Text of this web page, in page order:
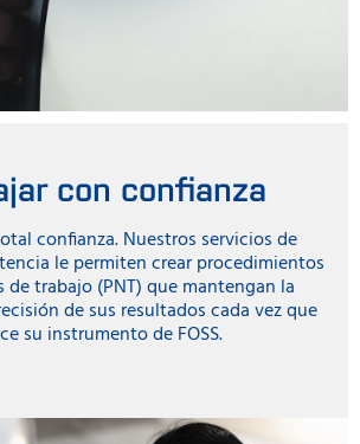
con confianza
confianza. Nuestros servicios de
le permiten crear procedimientos
de trabajo (PNT) que mantengan la
de sus resultados cada vez que
su instrumento de FOSS.